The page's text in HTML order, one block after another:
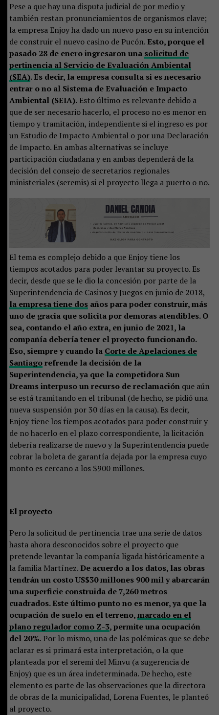
Pese a que hay una disputa judicial de por medio y
también restan pronunciamientos de organismos clave;
la empresa Enjoy ha dado un nuevo paso en su intención
de construir el nuevo casino de Pucón. Esto, porque el
pasado 28 de enero ingresaron una solicitud de
pertinencia al Servicio de Evaluación Ambiental
(SEA). Es decir, la empresa consulta si es necesario
entrar o no al Sistema de Evaluación e Impacto
Ambiental (SEIA).Esto último es relevante debido a
que de ser necesario hacerlo, el proceso no es menor en
tiempo y tramitación, independiente si el ingreso es por
un Estudio de Impacto Ambiental o por una Declaración
de Impacto. En ambas alternativas se incluye
participación ciudadana y en ambas dependerá de la
decisión del consejo de secretarios regionales
ministeriales (seremis) si el proyecto llega a puerto o no.
El tema es complejo debido a que Enjoy tiene los
tiempos acotados para poder levantar su proyecto. Es
decir, desde que se le dio la concesión por parte de la
Superintendencia de Casinos y Juegos en junio de 2018,
la empresa tiene dosaños para poder construir, más
uno de gracia que solicita por demoras atendibles. O
sea, contando el año extra, en junio de 2021, la
compañía debería tener el proyecto funcionando.
Eso, siempre y cuando la Corte de Apelaciones de
Santiagorefrende la decisión de la
Superintendencia, ya que la competidora Sun
Dreams interpuso un recurso de reclamaciónque aún
se está tramitando en el tribunal (de hecho, se pidió una
nueva suspensión por 30 días en la causa). Es decir,
Enjoy tiene los tiempos acotados para poder construir y
de no hacerlo en el plazo correspondiente, la licitación
debería realizarse de nuevo y la Superintendencia puede
cobrar la boleta de garantía dejada por la empresa cuyo
monto es cercano a los $900 millones.
El proyecto
Pero la solicitud de pertinencia trae una serie de datos
hasta ahora desconocidos sobre el proyecto que
pretende levantar la compañía ligada históricamente a
la familia Martínez. De acuerdo a los datos, las obras
tendrán un costo US$30 millones 900 mil y abarcarán
una superficie construida de 7,260 metros
cuadrados. Este último punto no es menor, ya que la
ocupación de suelo en el terreno,marcado en el
plano regulador como Z-3, permite una ocupación
del 20%.Por lo mismo, una de las polémicas que se debe
aclarar es si primará esta interpretación, o la que
planteada por el seremi del Minvu (a sugerencia de
Enjoy) que es un área indeterminada. De hecho, este
elemento es parte de las observaciones que la directora
de obras de la municipalidad, Lorena Fuentes, le planteó
al proyecto.